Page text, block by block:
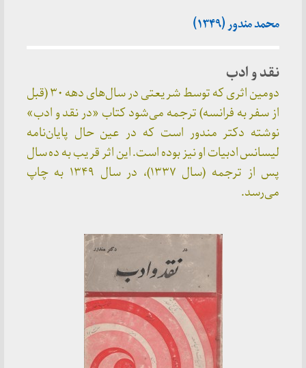
محمد مندور (۱۳۴۹)
نقد و ادب
دومین اثری که توسط شریعتی در سال‌های دهه ۳۰ (قبل
از سفر به فرانسه) ترجمه می‌شود کتاب «در نقد و ادب»
نوشته دکتر مندور است که در عین حال پایان‌نامه
لیسانس ادبیات او نیز بوده است. این اثر قریب به ده سال
پس از ترجمه‌ (سال ۱۳۳۷)، در سال ۱۳۴۹ به چاپ
می‌رسد.